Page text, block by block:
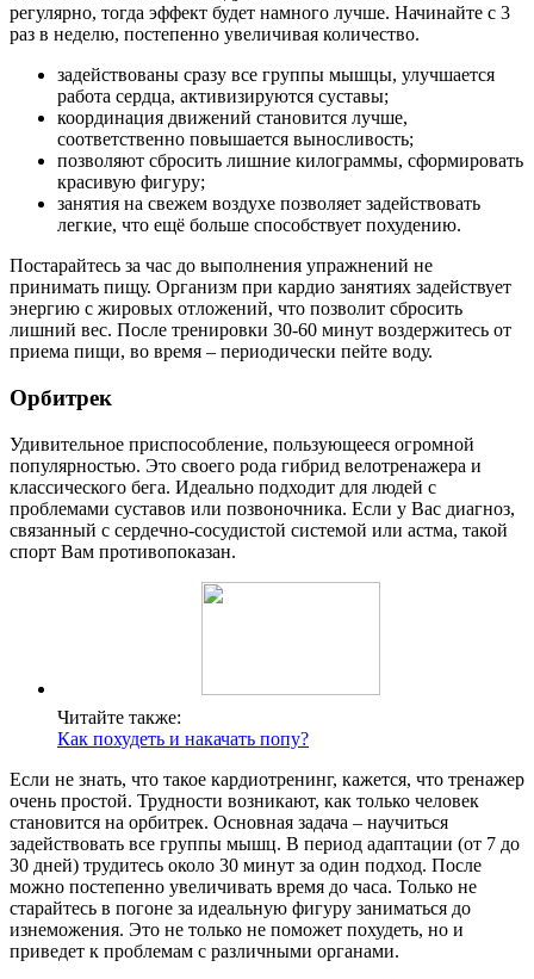
регулярно, тогда эффект будет намного лучше. Начинайте с 3
раз в неделю, постепенно увеличивая количество.
задействованы сразу все группы мышцы, улучшается
работа сердца, активизируются суставы;
координация движений становится лучше,
соответственно повышается выносливость;
позволяют сбросить лишние килограммы, сформировать
красивую фигуру;
занятия на свежем воздухе позволяет задействовать
легкие, что ещё больше способствует похудению.
Постарайтесь за час до выполнения упражнений не
принимать пищу. Организм при кардио занятиях задействует
энергию с жировых отложений, что позволит сбросить
лишний вес. После тренировки 30-60 минут воздержитесь от
приема пищи, во время – периодически пейте воду.
Орбитрек
Удивительное приспособление, пользующееся огромной
популярностью. Это своего рода гибрид велотренажера и
классического бега. Идеально подходит для людей с
проблемами суставов или позвоночника. Если у Вас диагноз,
связанный с сердечно-сосудистой системой или астма, такой
спорт Вам противопоказан.
Читайте также:
Как похудеть и накачать попу?
Если не знать, что такое кардиотренинг, кажется, что тренажер
очень простой. Трудности возникают, как только человек
становится на орбитрек. Основная задача – научиться
задействовать все группы мышц. В период адаптации (от 7 до
30 дней) трудитесь около 30 минут за один подход. После
можно постепенно увеличивать время до часа. Только не
старайтесь в погоне за идеальную фигуру заниматься до
изнеможения. Это не только не поможет похудеть, но и
приведет к проблемам с различными органами.